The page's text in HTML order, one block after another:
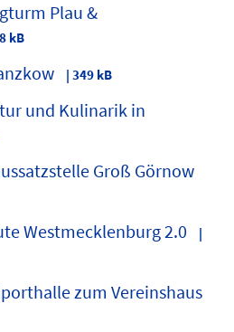
Plau &
kB
| 349 kB
und Kulinarik in
Groß Görnow
Westmecklenburg 2.0
|
zum Vereinshaus